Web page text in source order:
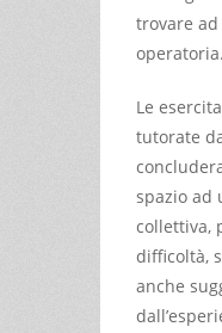
trovare
operatoria.
Le
tutorate
spazio ad
collettiva,
difficoltà,
anche